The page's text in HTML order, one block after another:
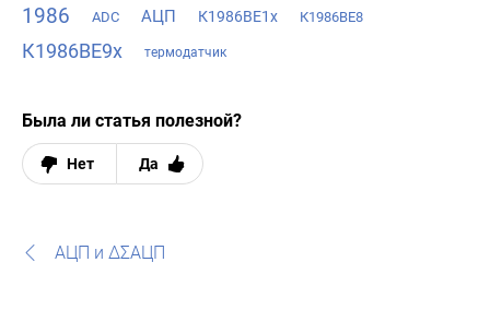
1986 ADC АЦП К1986ВЕ1х К1986ВЕ8
К1986ВЕ9x термодатчик
Была ли статья полезной?
Нет Да
АЦП и ΔΣАЦП